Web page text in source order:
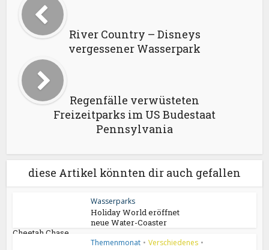
River Country – Disneys
vergessener Wasserpark
Regenfälle verwüsteten
Freizeitparks im US Budestaat
Pennsylvania
diese Artikel könnten dir auch gefallen
Wasserparks
Holiday World eröffnet
neue Water-Coaster
Cheetah Chase
Themenmonat • Verschiedenes •